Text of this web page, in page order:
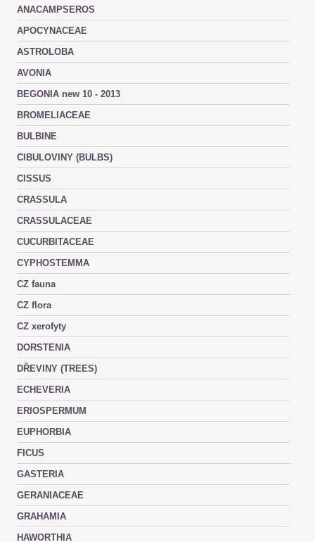
ANACAMPSEROS
APOCYNACEAE
ASTROLOBA
AVONIA
BEGONIA new 10 - 2013
BROMELIACEAE
BULBINE
CIBULOVINY (BULBS)
CISSUS
CRASSULA
CRASSULACEAE
CUCURBITACEAE
CYPHOSTEMMA
CZ fauna
CZ flora
CZ xerofyty
DORSTENIA
DŘEVINY (TREES)
ECHEVERIA
ERIOSPERMUM
EUPHORBIA
FICUS
GASTERIA
GERANIACEAE
GRAHAMIA
HAWORTHIA